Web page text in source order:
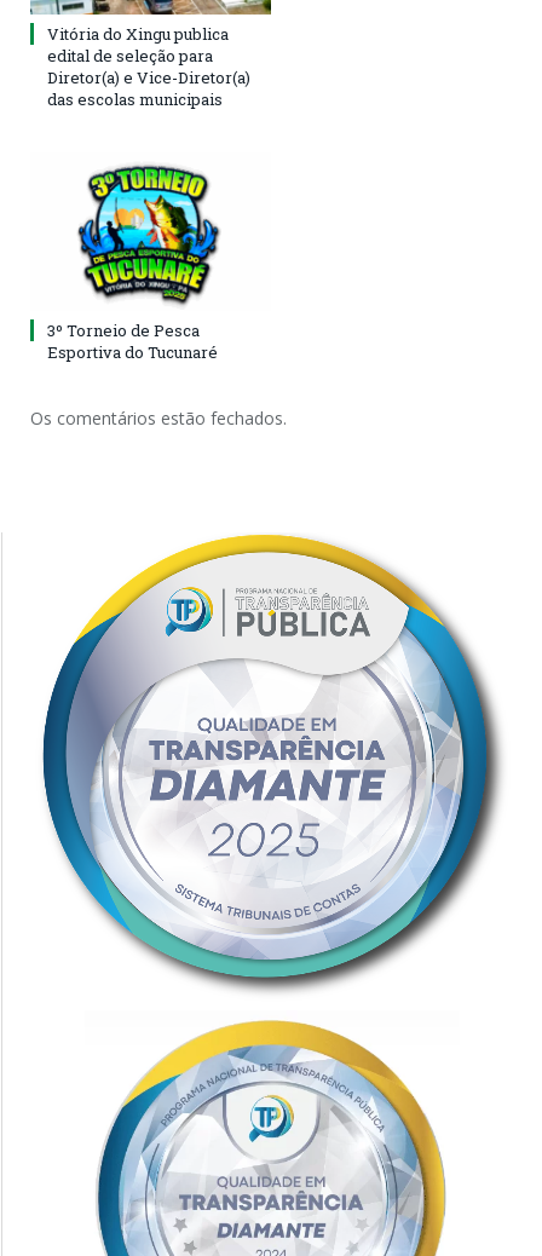
Vitória do Xingu publica
edital de seleção para
Diretor(a) e Vice-Diretor(a)
das escolas municipais
3º Torneio de Pesca
Esportiva do Tucunaré
Os comentários estão fechados.